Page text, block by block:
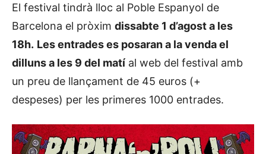
El festival tindrà lloc al Poble Espanyol de
Barcelona el pròxim dissabte 1 d’agost a les
18h. Les entrades es posaran a la venda el
dilluns a les 9 del matí al web del festival amb
un preu de llançament de 45 euros (+
despeses) per les primeres 1000 entrades.